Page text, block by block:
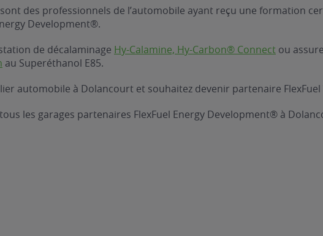
des professionnels de l’automobile ayant reçu une formation
Development®.
de décalaminage Hy-Calamine, Hy-Carbon® Connect ou
au Superéthanol E85.
automobile à Dolancourt et souhaitez devenir partenaire FlexFuel
les garages partenaires FlexFuel Energy Development® à